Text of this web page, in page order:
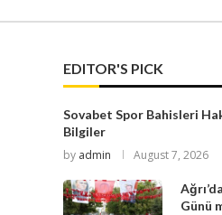
EDITOR'S PICK
Sovabet Spor Bahisleri
Bilgiler
by admin August 7, 2026
Günü